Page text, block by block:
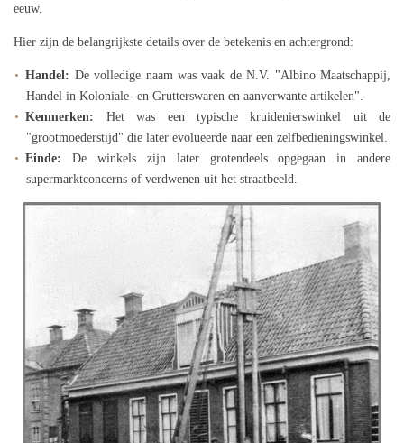
eeuw.
Hier zijn de belangrijkste details over de betekenis en achtergrond:
Handel: De volledige naam was vaak de N.V. "Albino Maatschappij,
Handel in Koloniale- en Grutterswaren en aanverwante artikelen".
Kenmerken:
Het was een typische kruidenierswinkel uit de
"grootmoederstijd" die later evolueerde naar een zelfbedieningswinkel.
Einde:
De winkels zijn later grotendeels opgegaan in andere
supermarktconcerns of verdwenen uit het straatbeeld.